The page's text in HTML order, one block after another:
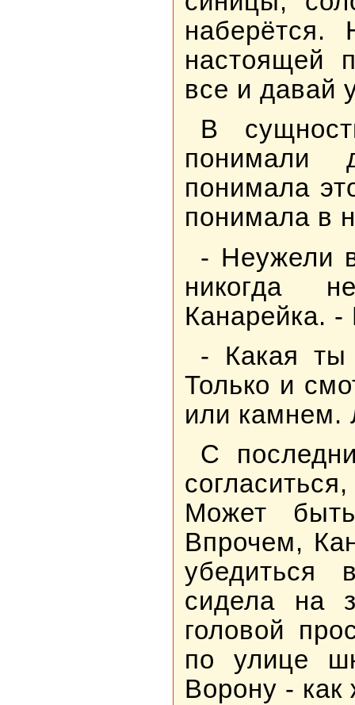
наберётся.
настоящей
все и давай
В
понимали
понимала
понимала в
- Неужели
никогда
Канарейка.
- Какая ты
Только и
или камнем.
С
Может
Впрочем,
убедиться
сидела на
головой
по улице
Ворону - как